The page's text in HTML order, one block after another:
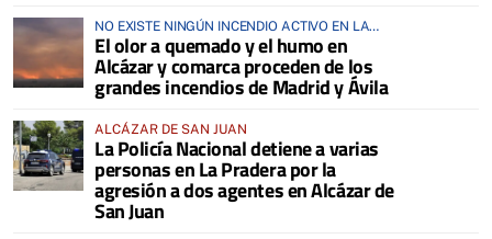
NO EXISTE NINGÚN INCENDIO ACTIVO EN LA
COMARCA
El olor a quemado y el humo en
Alcázar y comarca proceden de los
grandes incendios de Madrid y Ávila
ALCÁZAR DE SAN JUAN
La Policía Nacional detiene a varias
personas en La Pradera por la
agresión a dos agentes en Alcázar de
San Juan